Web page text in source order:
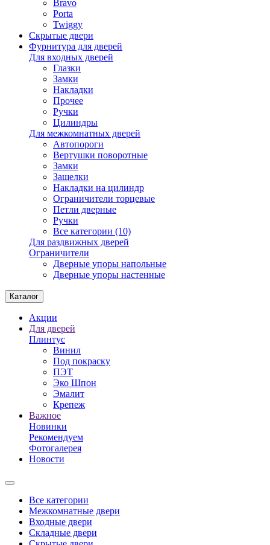
Bravo
Porta
Twiggy
Скрытые двери
Фурнитура для дверей
Для входных дверей
Глазки
Замки
Накладки
Прочее
Ручки
Цилиндры
Для межкомнатных дверей
Автопороги
Вертушки поворотные
Замки
Защелки
Накладки на цилиндр
Ограничители торцевые
Петли дверные
Ручки
Все категории (10)
Для раздвижных дверей
Ограничители
Дверные упоры напольные
Дверные упоры настенные
Каталог
Акции
Для дверей
Плинтус
Винил
Под покраску
ПЭТ
Эко Шпон
Эмалит
Крепеж
Важное
Новинки
Рекомендуем
Фотогалерея
Новости
Все категории
Межкомнатные двери
Входные двери
Складные двери